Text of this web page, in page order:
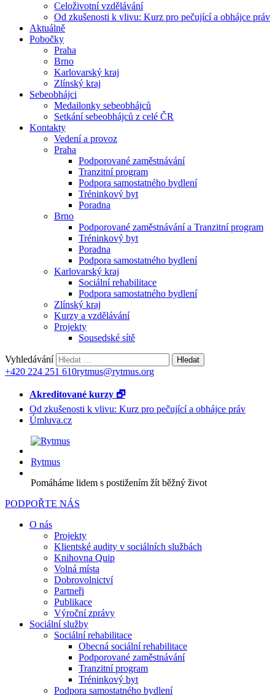
Celoživotní vzdělávání
Od zkušenosti k vlivu: Kurz pro pečující a obhájce práv
Aktuálně
Pobočky
Praha
Brno
Karlovarský kraj
Zlínský kraj
Sebeobhájci
Medailonky sebeobhájců
Setkání sebeobhájců z celé ČR
Kontakty
Vedení a provoz
Praha
Podporované zaměstnávání
Tranzitní program
Podpora samostatného bydlení
Tréninkový byt
Poradna
Brno
Podporované zaměstnávání a Tranzitní program
Tréninkový byt
Poradna
Podpora samostatného bydlení
Karlovarský kraj
Sociální rehabilitace
Podpora samostatného bydlení
Zlínský kraj
Kurzy a vzdělávání
Projekty
Sousedské sítě
Vyhledávání
+420 224 251 610rytmus@rytmus.org
Akreditované kurzy 🗗
Od zkušenosti k vlivu: Kurz pro pečující a obhájce práv
Úmluva.cz
Rytmus
Pomáháme lidem s postižením žít běžný život
PODPOŘTE NÁS
O nás
Projekty
Klientské audity v sociálních službách
Knihovna Quip
Volná místa
Dobrovolnictví
Partneři
Publikace
Výroční zprávy
Sociální služby
Sociální rehabilitace
Obecná sociální rehabilitace
Podporované zaměstnávání
Tranzitní program
Tréninkový byt
Podpora samostatného bydlení